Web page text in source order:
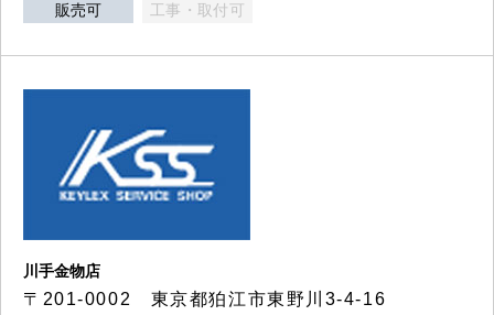
販売可 工事・取付可
川手金物店
〒201-0002 東京都狛江市東野川3-4-16